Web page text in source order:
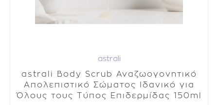
astrali
astrali Body Scrub Αναζωογονητικό
Απολεπιστικό Σώματος Ιδανικό για
Όλους τους Τύπος Επιδερμίδας 150ml